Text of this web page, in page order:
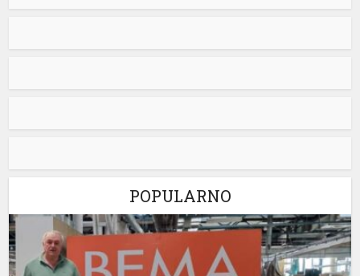
Pripremite kišobrane: Nakon vrelog dana stižu pljuskovi i
Stanovnike Republike Srpske i Bosne i Hercegovine
u poslijepodnevnim i večernjim časovima u pojedinim
preovladavaće pretežno sunčano vrijeme, dok se sa
Stevandić iz manastira Draževina: Naš narod treba da
se oboži, umnoži, da bude jak i obrazovan
Predsjednik Ujedinjene Srpske Nenad Stevandić posjetio
POPULARNO